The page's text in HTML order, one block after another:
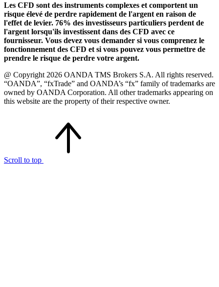
Les CFD sont des instruments complexes et comportent un
risque élevé de perdre rapidement de l'argent en raison de
l'effet de levier. 76% des investisseurs particuliers perdent de
l'argent lorsqu'ils investissent dans des CFD avec ce
fournisseur. Vous devez vous demander si vous comprenez le
fonctionnement des CFD et si vous pouvez vous permettre de
prendre le risque de perdre votre argent.
@ Copyright 2026 OANDA TMS Brokers S.A. All rights reserved.
“OANDA”, “fxTrade” and OANDA’s “fx” family of trademarks are
owned by OANDA Corporation. All other trademarks appearing on
this website are the property of their respective owner.
Scroll to top